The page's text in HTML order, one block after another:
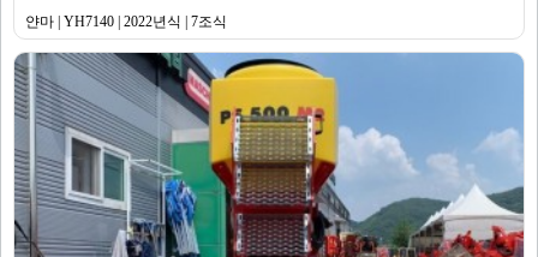
얀마 | YH7140 | 2022년식 | 7조식